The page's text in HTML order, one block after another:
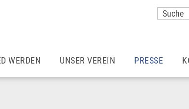
WERDEN UNSER VEREIN PRESSE